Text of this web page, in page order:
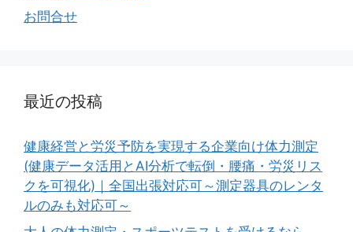
お問合せ
最近の投稿
健康経営と労災予防を実現する企業向け体力測定
(健康データ活用とAI分析で転倒・腰痛・労災リス
クを可視化)｜全国出張対応可～測定器具のレンタ
ルのみも対応可～